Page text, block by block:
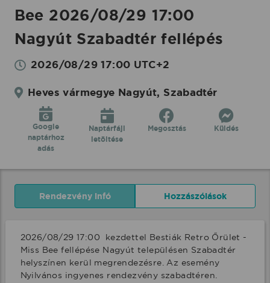
Bee 2026/08/29 17:00
Nagyút Szabadtér fellépés
2026/08/29 17:00 UTC+2
Heves vármegye Nagyút, Szabadtér
Google
naptárhoz
adás
Naptárfájl
letöltése
Megosztás Küldés
Rendezvény infó Hozzászólások
2026/08/29 17:00  kezdettel Bestiák Retro Őrület -
Miss Bee fellépése Nagyút településen Szabadtér
helyszínen kerül megrendezésre. Az esemény
Nyilvános ingyenes rendezvény szabadtéren.